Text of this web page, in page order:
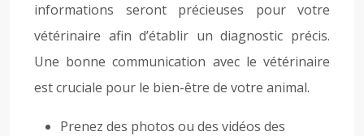
informations seront précieuses pour votre
vétérinaire afin d’établir un diagnostic précis.
Une bonne communication avec le vétérinaire
est cruciale pour le bien-être de votre animal.
Prenez des photos ou des vidéos des